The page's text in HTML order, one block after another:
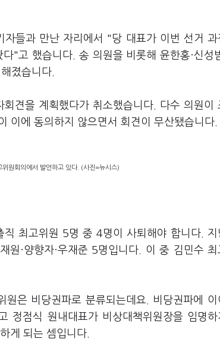
들과 만난 자리에서 "당 대표가 이번 선거 과
"고 했습니다. 송 의원을 비롯해 윤한홍·신성
졌습니다.
견을 계획했다가 취소했습니다. 다수 의원이
이에 동의하지 않으면서 회견이 무산됐습니다.
원회의에서 발언하고 있다. (사진=뉴시스)
직 최고위원 5명 중 4명이 사퇴해야 합니다. 지
원·양향자·우재준 5명입니다. 이 중 김민수 최
원은 비당권파로 분류되는데요. 비당권파에 이
정점식 원내대표가 비상대책위원장을 임명하
게 되는 셈입니다.